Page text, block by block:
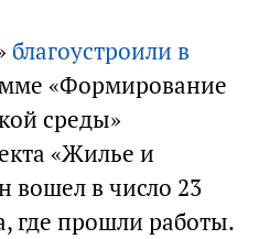
благоустроили в
«Формирование
среды»
«Жилье и
вошел в число 23
где прошли работы.